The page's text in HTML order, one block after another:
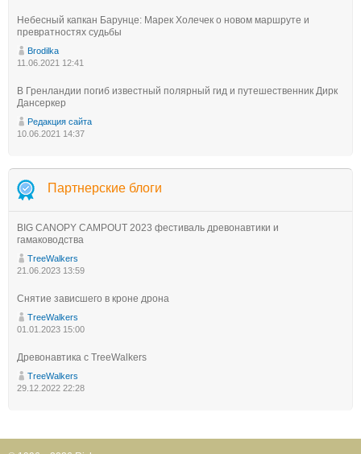
Небесный капкан Барунце: Марек Холечек о новом маршруте и
превратностях судьбы
Brodilka
11.06.2021 12:41
В Гренландии погиб известный полярный гид и путешественник Дирк
Дансеркер
Редакция сайта
10.06.2021 14:37
Партнерские блоги
BIG CANOPY CAMPOUT 2023 фестиваль древонавтики и
гамаководства
TreeWalkers
21.06.2023 13:59
Снятие зависшего в кроне дрона
TreeWalkers
01.01.2023 15:00
Древонавтика с TreeWalkers
TreeWalkers
29.12.2022 22:28